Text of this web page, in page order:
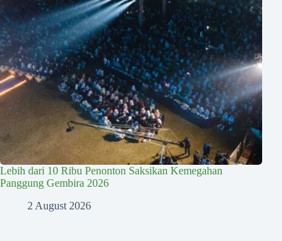
Lebih dari 10 Ribu Penonton Saksikan Kemegahan
Panggung Gembira 2026
2 August 2026